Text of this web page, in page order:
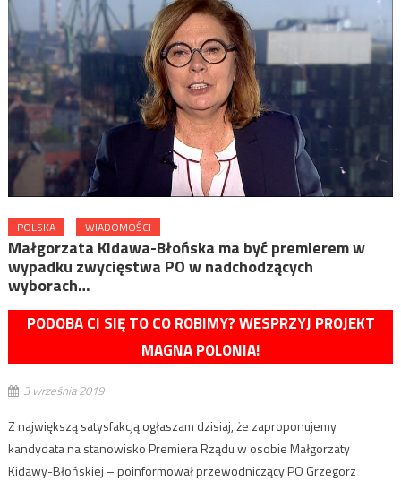
POLSKA WIADOMOŚCI
Małgorzata Kidawa-Błońska ma być premierem w
wypadku zwycięstwa PO w nadchodzących
wyborach…
PODOBA CI SIĘ TO CO ROBIMY? WESPRZYJ PROJEKT
MAGNA POLONIA!
3 września 2019
Z największą satysfakcją ogłaszam dzisiaj, że zaproponujemy
kandydata na stanowisko Premiera Rządu w osobie Małgorzaty
Kidawy-Błońskiej – poinformował przewodniczący PO Grzegorz